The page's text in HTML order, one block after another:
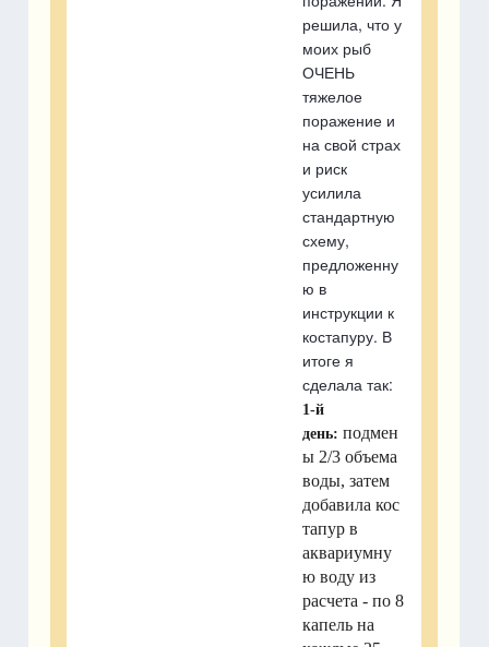
решила, что у
моих рыб
ОЧЕНЬ
тяжелое
поражение и
на свой страх
и риск
усилила
стандартную
схему,
предложенну
ю в
инструкции к
костапуру. В
итоге я
сделала так:
1-й
день: подмен
ы 2/3 объема
воды, затем
добавила кос
тапур в
аквариумну
ю воду из
расчета - по8
капель на